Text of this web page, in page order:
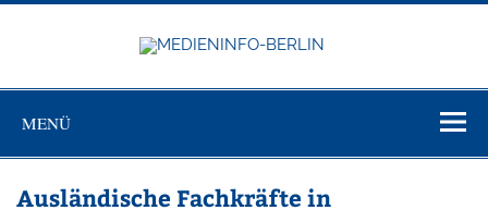
Zum
MENÜ
Ausländische Fachkräfte in